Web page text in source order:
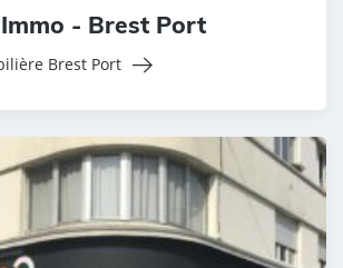
- Brest Port
Brest Port